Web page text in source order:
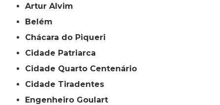
Artur Alvim
Belém
Chácara do Piqueri
Cidade Patriarca
Cidade Quarto Centenário
Cidade Tiradentes
Engenheiro Goulart